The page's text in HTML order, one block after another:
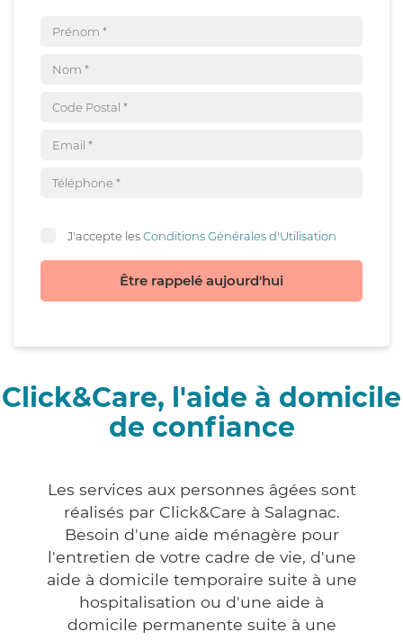
J'accepte lesConditions Générales d'Utilisation
Être rappelé aujourd'hui
Click&Care, l'aide à domicile
de confiance
Les services aux personnes âgées sont
réalisés par Click&Care à Salagnac.
Besoin d'une aide ménagère pour
l'entretien de votre cadre de vie, d'une
aide à domicile temporaire suite à une
hospitalisation ou d'une aide à
domicile permanente suite à une